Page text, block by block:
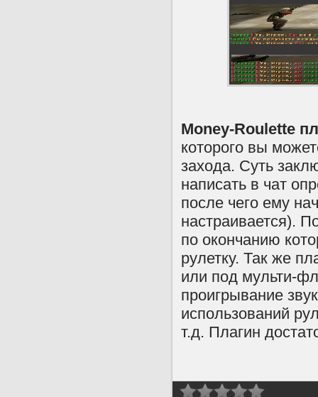
Money-Roulette
которого вы
захода. Суть
написать в чат
после чего ему
настраивается).
по окончанию
рулетку. Так же
или под мульти-
проигрывание
использований
т.д. Плагин